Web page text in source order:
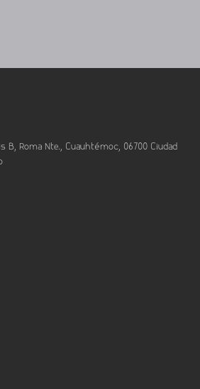
B, Roma Nte., Cuauhtémoc, 06700 Ciudad